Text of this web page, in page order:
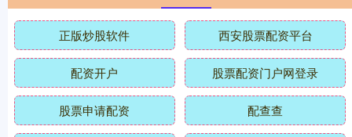
正版炒股软件 西安股票配资平台
配资开户 股票配资门户网登录
股票申请配资 配查查